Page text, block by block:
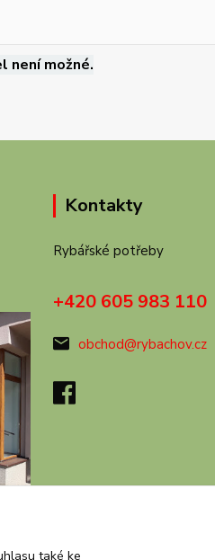
není možné.
Kontakty
Rybářské potřeby
+420 605 983 110
obchod@rybachov.cz
také ke